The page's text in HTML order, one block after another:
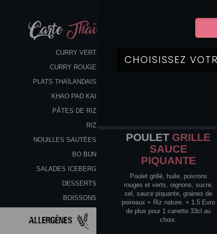
CarteThaï
CURRY VERT
CURRY ROUGE
PLATS THAÏLANDAIS
KHAO PAD KAI
PÂTES DE RIZ
RIZ
NOUILLES SAUTÉES
BO BUN
SALADES ICEBERG
DESSERTS
BOISSONS
Allergènes
POULETGRILLE
SAUCE
PIQUANTE
Poulet grillé, huile, poivrons
rouges et verts, oignons, sucre,
sel, sauce piquante, graines de
poireaux + Riz nature. + 1.5 Euro
de plus pour 1 canette 33cl au
choix.